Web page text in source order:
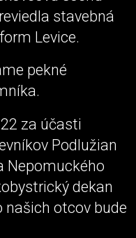
stavebná
Levice.
pekné
za účasti
Podlužian
Nepomuckého
dekan
našich otcov bude